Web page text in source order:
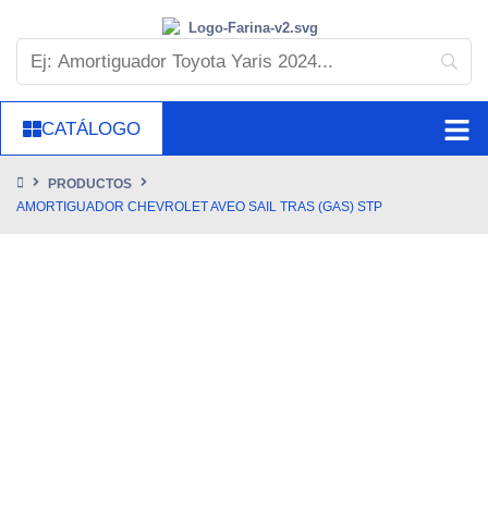
CATÁLOGO
PRODUCTOS
AMORTIGUADOR CHEVROLET AVEO SAIL TRAS (GAS) STP